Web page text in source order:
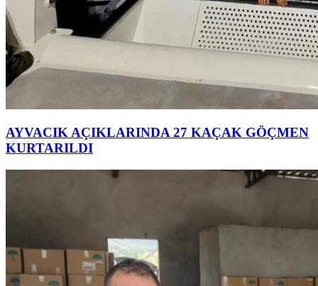
AYVACIK AÇIKLARINDA 27 KAÇAK GÖÇMEN
KURTARILDI